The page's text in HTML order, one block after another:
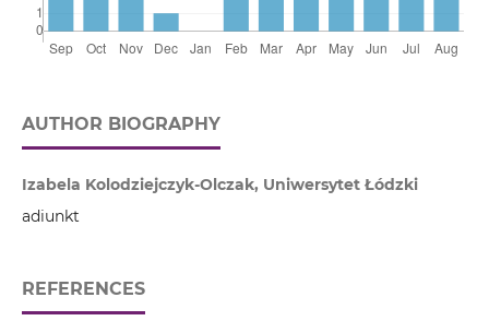
AUTHOR BIOGRAPHY
Izabela Kolodziejczyk-Olczak, Uniwersytet Łódzki
adiunkt
REFERENCES